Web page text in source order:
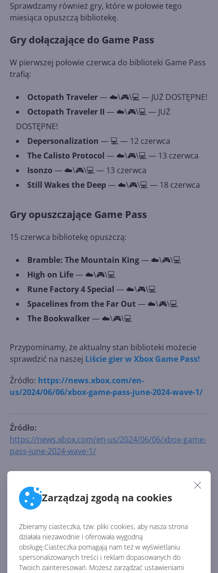
Zarządzaj zgodą na cookies
Zbieramy ciasteczka, tzw. pliki cookies, aby nasza strona
działała niezawodnie i oferowała wygodną
obsługę.Ciasteczka pomagają nam też w wyświetlaniu
spersonalizowanych treści i reklam dopasowanych do
Twoich zainteresowań. Możesz zarządzać ustawieniami
Sprawdzamy również gry, które w połowie tego
miesiąca opuszczą bibliotekę.
Gry dołączające do Game Pass
W pierwszej połowie czerwca do biblioteki Game Pass
trafią:
Octopath Traveler— ☁️\🎮\💻 — JUŻ DOSTĘPNE!
Octopath Traveler II — ☁️\🎮\💻 — JUŻ
DOSTĘPNE!
Depersonalization — 💻 — 12 czerwca
The Calisto Protocol — ☁️\🎮\💻 — 13 czerwca
Isonzo — ☁️\🎮\💻 — 13 czerwca
Still Wakes the Deep— ☁️\🎮\💻 — 18 czerwca
Gry opuszczające Game Pass
15 czerwca bibliotekę opuszczą:
Bramble: The Mountain King— ☁️\🎮\💻
High on Life— ☁️\🎮\💻
Rune Factory 4 Special — ☁️\🎮\💻
Spacelines from the Far Out— ☁️\🎮\💻
The Bookwalker— ☁️\🎮\💻
Przypominamy, że aktualny stan biblioteki możecie
sprawdzić na naszej Liście gier w Xbox Game Pass!
Źródło: https://news.xbox.com/en-
us/2024/06/06/xbox-game-pass-june-2024-wave-1/
Źródło:
https://news.xbox.com/en-us/2024/06/06/xbox-game-
pass-june-2024-wave-1/
XBOX
Xbox Cloud Gaming pozwala
streamować własne gry